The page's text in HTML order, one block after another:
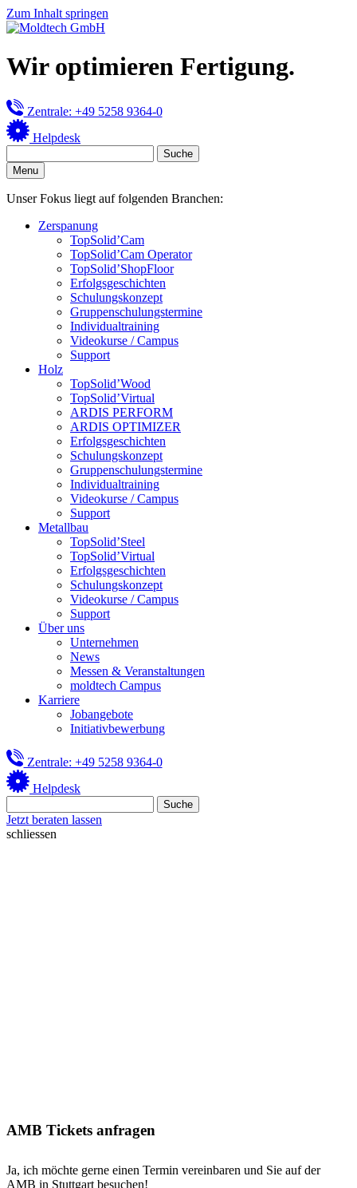
Zum Inhalt springen
Wir optimieren Fertigung.
Zentrale: +49 5258 9364-0
Helpdesk
Menu
Unser Fokus liegt auf folgenden Branchen:
Zerspanung
TopSolid’Cam
TopSolid’Cam Operator
TopSolid’ShopFloor
Erfolgsgeschichten
Schulungskonzept
Gruppenschulungstermine
Individualtraining
Videokurse / Campus
Support
Holz
TopSolid’Wood
TopSolid’Virtual
ARDIS PERFORM
ARDIS OPTIMIZER
Erfolgsgeschichten
Schulungskonzept
Gruppenschulungstermine
Individualtraining
Videokurse / Campus
Support
Metallbau
TopSolid’Steel
TopSolid’Virtual
Erfolgsgeschichten
Schulungskonzept
Videokurse / Campus
Support
Über uns
Unternehmen
News
Messen & Veranstaltungen
moldtech Campus
Karriere
Jobangebote
Initiativbewerbung
Zentrale: +49 5258 9364-0
Helpdesk
Jetzt beraten lassen
schliessen
AMB Tickets anfragen
Ja, ich möchte gerne einen Termin vereinbaren und Sie auf der
AMB in Stuttgart besuchen!